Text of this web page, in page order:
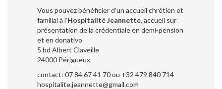
Vous pouvez bénéficier d’un accueil chrétien et
familial à l’Hospitalité Jeannette,accueil sur
présentation de la crédentiale en demi-pension
et en donativo
5 bd Albert Claveille
24000 Périgueux
contact: 07 84 67 41 70 ou +32 479 840 714
hospitalite.jeannette@gmail.com